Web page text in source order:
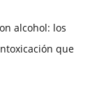
alcohol: los
que